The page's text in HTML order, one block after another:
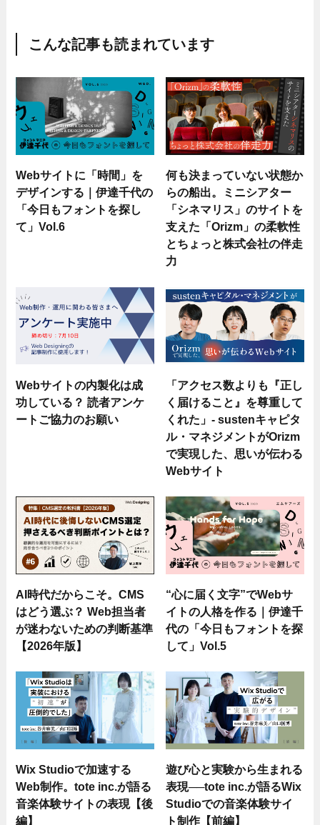
こんな記事も読まれています
Webサイトに「時間」を
デザインする｜伊達千代の
「今日もフォントを探し
て」Vol.6
何も決まっていない状態か
らの船出。ミニシアター
「シネマリス」のサイトを
支えた「Orizm」の柔軟性
とちょっと株式会社の伴走
力
Webサイトの内製化は成
功している？ 読者アンケ
ートご協力のお願い
「アクセス数よりも『正し
く届けること』を尊重して
くれた」- sustenキャピタ
ル・マネジメントがOrizm
で実現した、思いが伝わる
Webサイト
AI時代だからこそ。CMS
はどう選ぶ？ Web担当者
が迷わないための判断基準
【2026年版】
“心に届く文字”でWebサ
イトの人格を作る｜伊達千
代の「今日もフォントを探
して」Vol.5
Wix Studioで加速する
Web制作。tote inc.が語る
音楽体験サイトの表現【後
編】
遊び心と実験から生まれる
表現──tote inc.が語るWix
Studioでの音楽体験サイ
ト制作【前編】